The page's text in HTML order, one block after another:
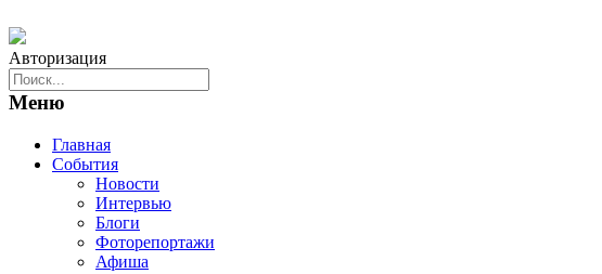
Авторизация
Меню
Главная
События
Новости
Интервью
Блоги
Фоторепортажи
Афиша